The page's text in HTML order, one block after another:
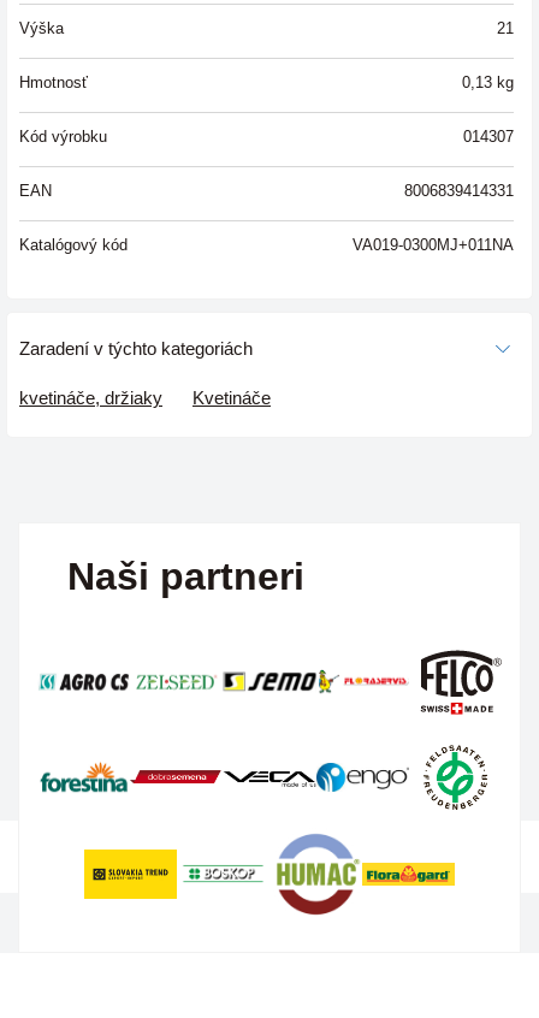
Výška 21
Hmotnosť 0,13 kg
Kód výrobku 014307
EAN 8006839414331
Katalógový kód VA019-0300MJ+011NA
Zaradení v týchto kategoriách
kvetináče, držiaky Kvetináče
Naši partneri